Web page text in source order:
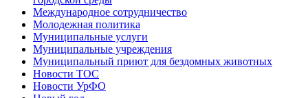
Международное сотрудничество
Молодежная политика
Муниципальные услуги
Муниципальные учреждения
Муниципальный приют для бездомных животных
Новости ТОС
Новости УрФО